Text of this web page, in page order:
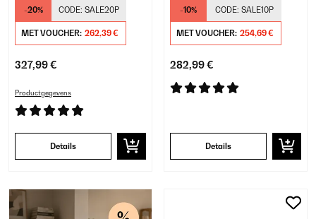
Zwart
-20% CODE: SALE20P
MET VOUCHER: 262,39 €
327,99 €
Productgegevens
Details
-10% CODE: SALE10P
MET VOUCHER: 254,69 €
282,99 €
Details